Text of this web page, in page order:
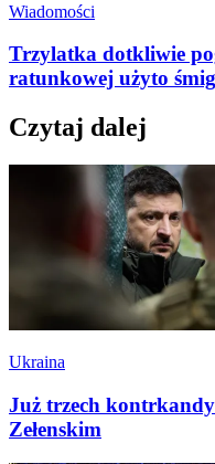
Wiadomości
Trzylatka dotkliwie
ratunkowej użyto
Czytaj dalej
Ukraina
Już trzech
Zełenskim